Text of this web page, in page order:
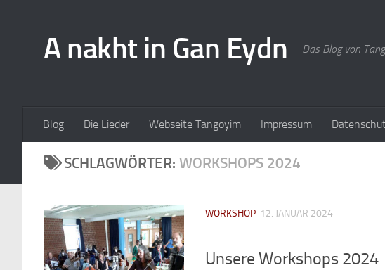
A nakht in Gan Eydn Das Blog von
Blog Die Lieder Webseite Tangoyim Impressum
SCHLAGWÖRTER: WORKSHOPS 2024
WORKSHOP 12. JANUAR 2024
Unsere Workshops 2024